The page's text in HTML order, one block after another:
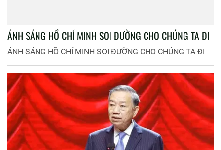
ÁNH SÁNG HỒ CHÍ MINH SOI ĐƯỜNG CHO CHÚNG TA ĐI
ÁNH SÁNG HỒ CHÍ MINH SOI ĐƯỜNG CHO CHÚNG TA ĐI